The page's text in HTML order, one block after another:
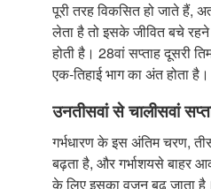
पूरी तरह विकसित हो जाते हैं,
लेता है तो इसके जीवित बचे
होती है। 28वां सप्ताह दूसरी
एक-तिहाई भाग का अंत होता है।
उनतीसवां से चालीसवां
गर्भधारण के इस अंतिम चरण,
बढ़ता है, और गर्भाशयसे बाहर
के लिए इसका वज़न बढ़ जाता